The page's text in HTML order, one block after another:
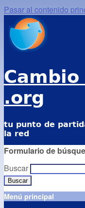
Pasar al contenido
.org
tu punto de
la red
Formulario de
Buscar
Menú principal